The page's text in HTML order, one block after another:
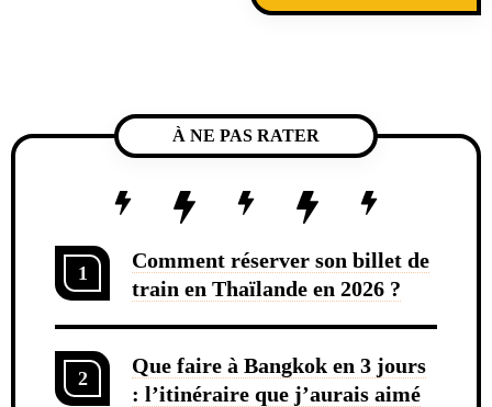
À NE PAS RATER
1
Comment réserver son billet de
train en Thaïlande en 2026 ?
2
Que faire à Bangkok en 3 jours
: l’itinéraire que j’aurais aimé